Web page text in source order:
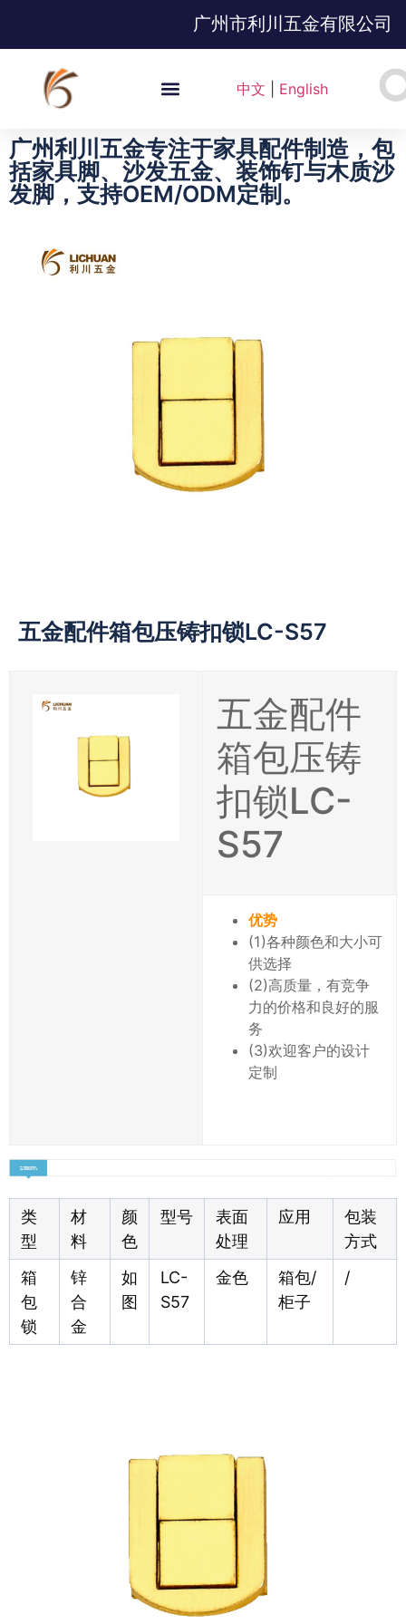
广州市利川五金有限公司
中文 English
广州利川五金专注于家具配件制造，包
括家具脚、沙发五金、装饰钉与木质沙
发脚，支持OEM/ODM定制。
五金配件箱包压铸扣锁LC-S57
五金配件
箱包压铸
扣锁LC-
S57
优势
(1)各种颜色和大小可
供选择
(2)高质量，有竞争
力的价格和良好的服
务
(3)欢迎客户的设计
定制
类
型
材
料
颜
色
型号
表面
处理
应用
包装
方式
箱
包
锁
锌
合
金
如
图
LC-
S57
金色
箱包/
柜子
/